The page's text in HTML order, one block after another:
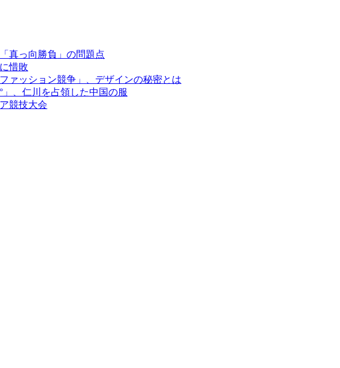
真っ向勝負」の問題点
惜敗
ァッション競争」、デザインの秘密とは
、仁川を占領した中国の服
競技大会